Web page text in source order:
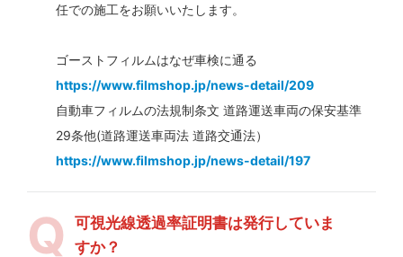
任での施工をお願いいたします。
ゴーストフィルムはなぜ車検に通る
https://www.filmshop.jp/news-detail/209
自動車フィルムの法規制条文 道路運送車両の保安基準
29条他(道路運送車両法 道路交通法）
https://www.filmshop.jp/news-detail/197
可視光線透過率証明書は発行していま
すか？